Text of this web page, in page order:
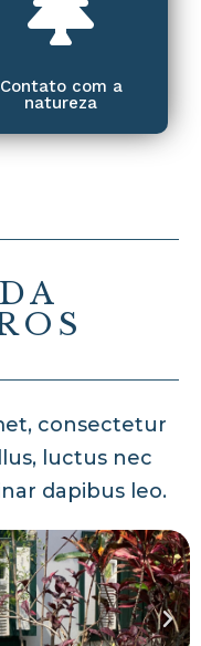
Contato com a
natureza
consectetur
luctus nec
dapibus leo.